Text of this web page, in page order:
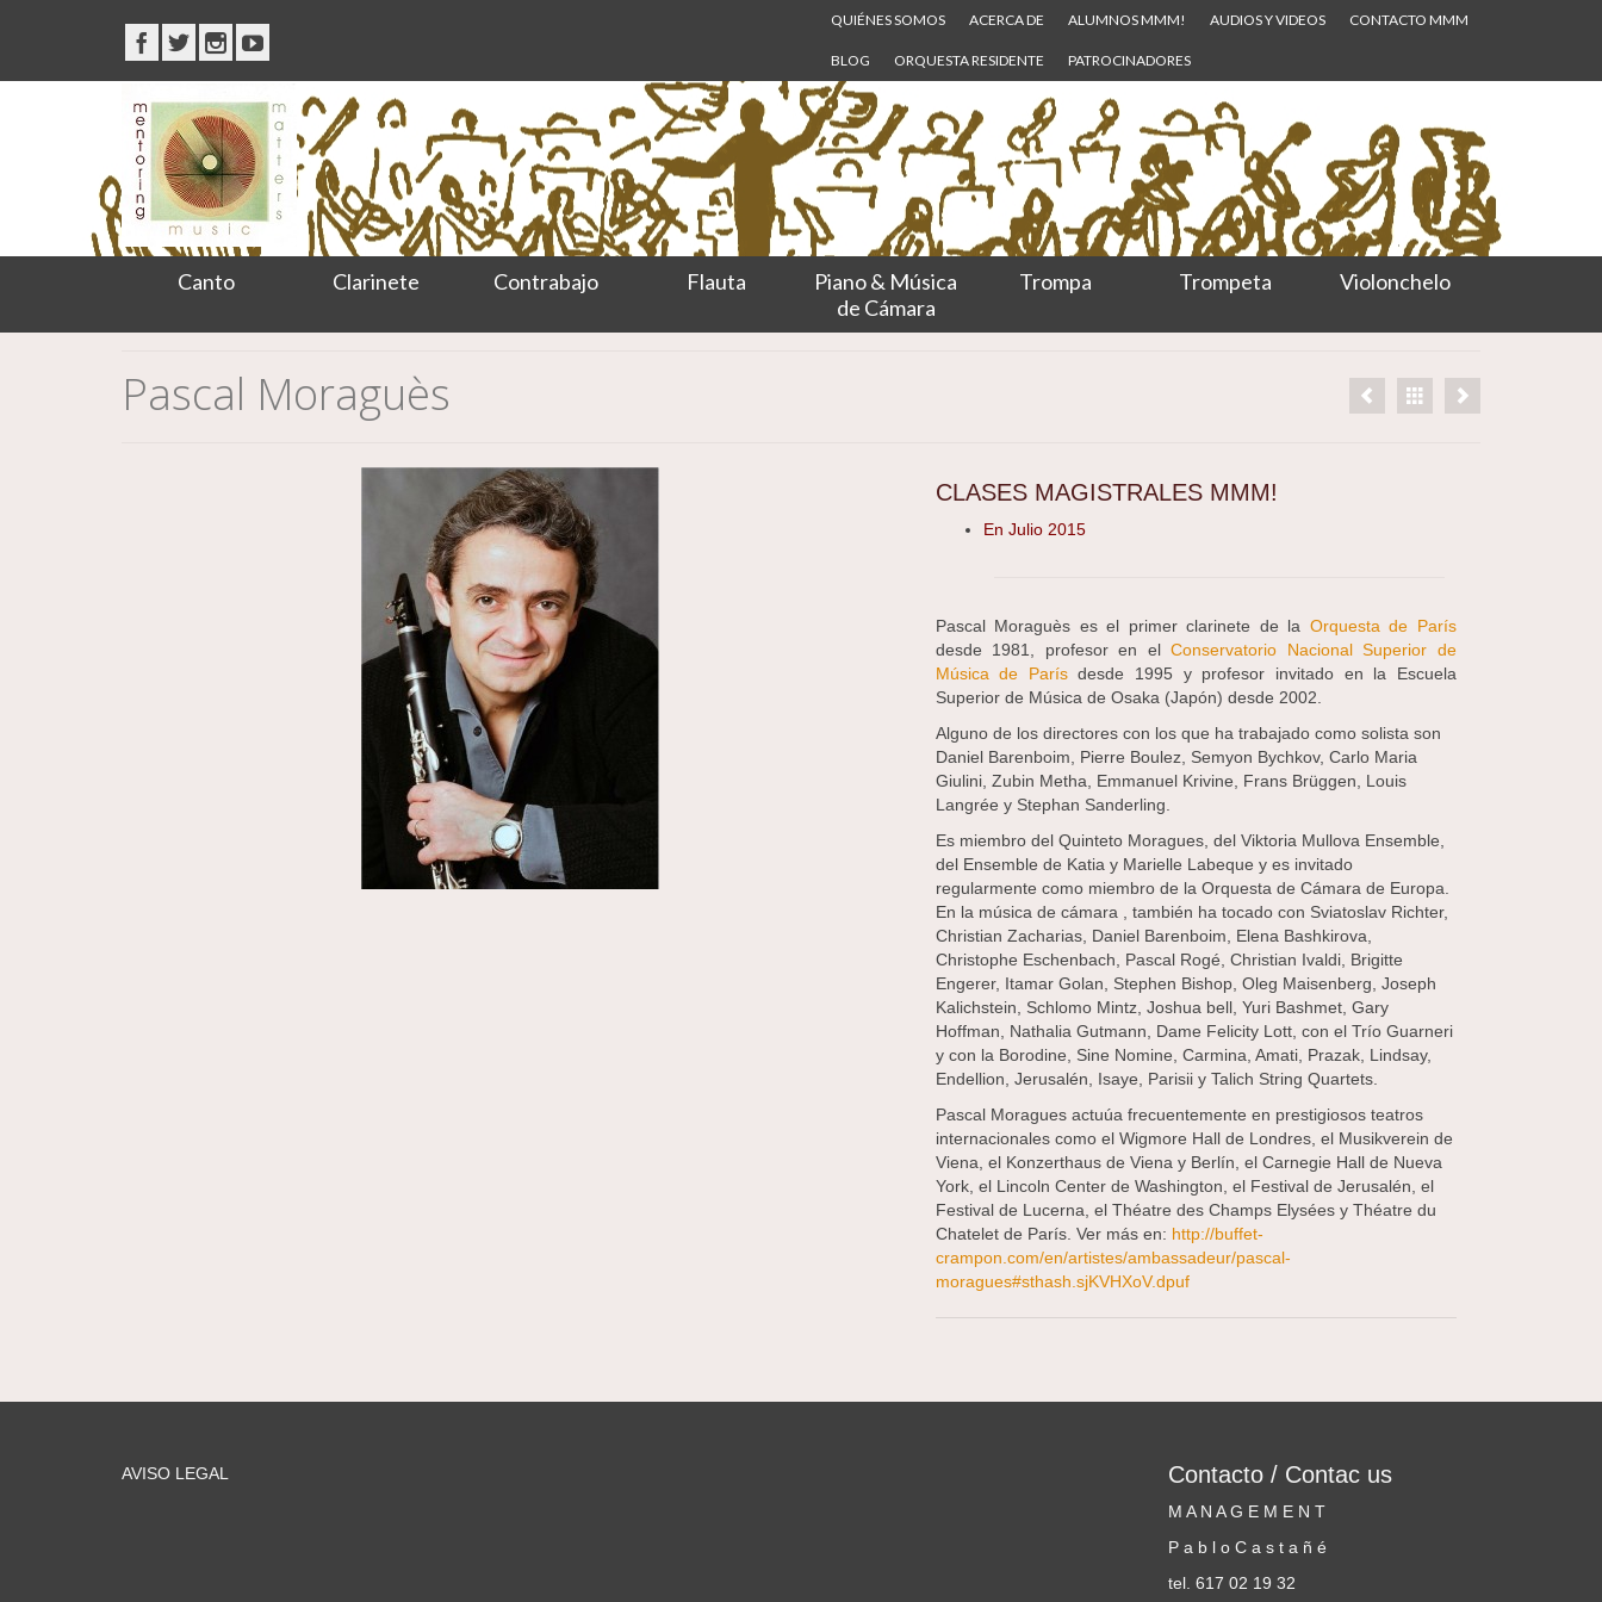
QUIÉNES SOMOS ACERCA DE ALUMNOS MMM! AUDIOS Y VIDEOS CONTACTO MMM
BLOG ORQUESTA RESIDENTE PATROCINADORES
Canto Clarinete Contrabajo Flauta
Piano & Música
de Cámara
Trompa Trompeta Violonchelo
Pascal Moraguès
CLASES MAGISTRALES MMM!
En Julio 2015
Pascal Moraguès es el primer clarinete de la Orquesta de París
desde 1981, profesor en elConservatorio Nacional Superior de
Música de Parísdesde 1995 y profesor invitado en la Escuela
Superior de Música de Osaka (Japón) desde 2002.
Alguno de los directores con los que ha trabajado como solista son
Daniel Barenboim, Pierre Boulez, Semyon Bychkov, Carlo Maria
Giulini, Zubin Metha, Emmanuel Krivine, Frans Brüggen, Louis
Langrée y Stephan Sanderling.
Es miembro del Quinteto Moragues, del Viktoria Mullova Ensemble,
del Ensemble de Katia y Marielle Labeque y es invitado
regularmente como miembro de la Orquesta de Cámara de Europa.
En la música de cámara , también ha tocado con Sviatoslav Richter,
Christian Zacharias, Daniel Barenboim, Elena Bashkirova,
Christophe Eschenbach, Pascal Rogé, Christian Ivaldi, Brigitte
Engerer, Itamar Golan, Stephen Bishop, Oleg Maisenberg, Joseph
Kalichstein, Schlomo Mintz, Joshua bell, Yuri Bashmet, Gary
Hoffman, Nathalia Gutmann, Dame Felicity Lott, con el Trío Guarneri
y con la Borodine, Sine Nomine, Carmina, Amati, Prazak, Lindsay,
Endellion, Jerusalén, Isaye, Parisii y Talich String Quartets.
Pascal Moragues actuúa frecuentemente en prestigiosos teatros
internacionales como el Wigmore Hall de Londres, el Musikverein de
Viena, el Konzerthaus de Viena y Berlín, el Carnegie Hall de Nueva
York, el Lincoln Center de Washington, el Festival de Jerusalén, el
Festival de Lucerna, el Théatre des Champs Elysées y Théatre du
Chatelet de París. Ver más en: http://buffet-
crampon.com/en/artistes/ambassadeur/pascal-
moragues#sthash.sjKVHXoV.dpuf
AVISO LEGAL Contacto / Contac us
M A N A G E M E N T
P a b l o C a s t a ñ é
tel. 617 02 19 32